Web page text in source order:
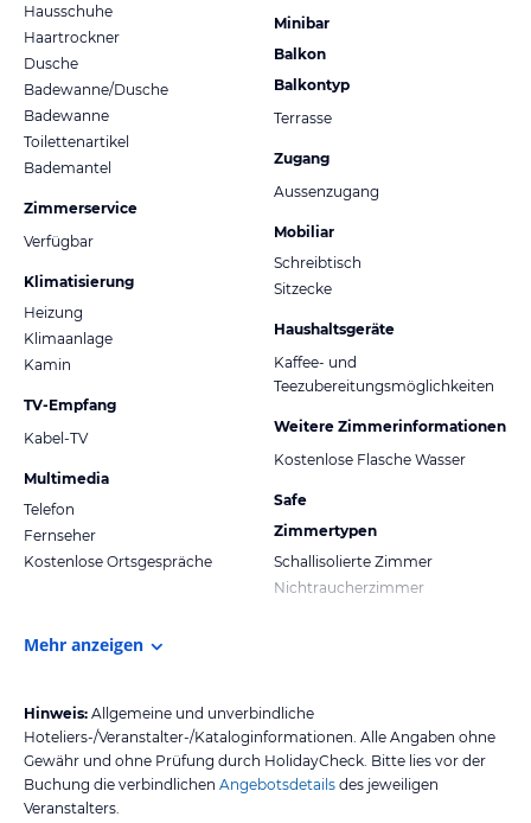
Hausschuhe
Haartrockner
Dusche
Badewanne/Dusche
Badewanne
Toilettenartikel
Bademantel
Zimmerservice
Verfügbar
Klimatisierung
Heizung
Klimaanlage
Kamin
TV-Empfang
Kabel-TV
Multimedia
Telefon
Fernseher
Kostenlose Ortsgespräche
Minibar
Balkon
Balkontyp
Terrasse
Zugang
Aussenzugang
Mobiliar
Schreibtisch
Sitzecke
Haushaltsgeräte
Kaffee- und
Teezubereitungsmöglichkeiten
Weitere Zimmerinformationen
Kostenlose Flasche Wasser
Safe
Zimmertypen
Schallisolierte Zimmer
Nichtraucherzimmer
Mehr anzeigen
Hinweis: Allgemeine und unverbindliche
Hoteliers-/Veranstalter-/Kataloginformationen. Alle Angaben ohne
Gewähr und ohne Prüfung durch HolidayCheck. Bitte lies vor der
Buchung die verbindlichen Angebotsdetails des jeweiligen
Veranstalters.